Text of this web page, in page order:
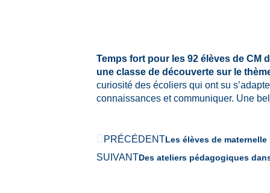
Temps fort pour les 92 élèves de CM
une classe de découverte sur le
curiosité des écoliers qui ont su
connaissances et communiquer. Une
PRÉCÉDENTLes élèves de
SUIVANTDes ateliers pédagogiques